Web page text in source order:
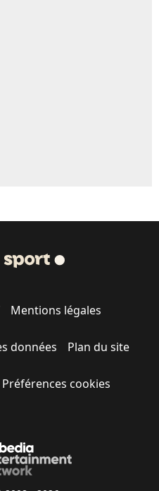
Mentions légales
données Plan du site
Préférences cookies